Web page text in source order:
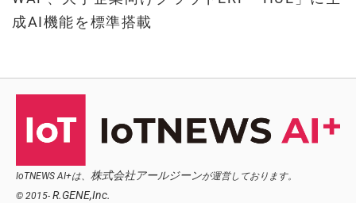
成AI機能を標準搭載
IoTNEWS AI+は、 株式会社アールジーンが運営しております。
© 2015- R.GENE,Inc.